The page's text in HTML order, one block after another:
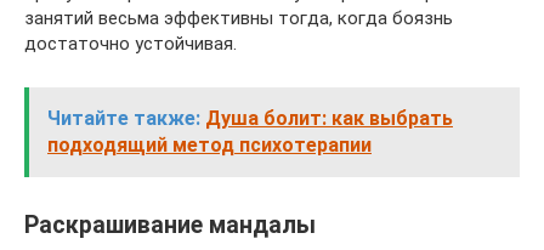
занятий весьма эффективны тогда, когда боязнь
достаточно устойчивая.
Читайте также: Душа болит: как выбрать
подходящий метод психотерапии
Раскрашивание мандалы